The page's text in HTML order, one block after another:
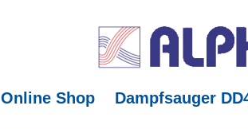
Online Shop Dampfsauger